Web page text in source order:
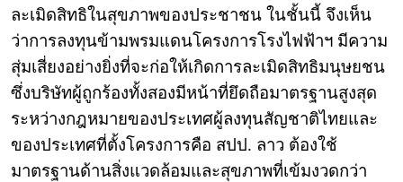
ละเมิดสิทธิในสุขภาพของประชาชน ในชั้นนี้ จึงเห็น
ว่าการลงทุนข้ามพรมแดนโครงการโรงไฟฟ้าฯ มีความ
สุ่มเสี่ยงอย่างยิ่งที่จะก่อให้เกิดการละเมิดสิทธิมนุษยชน
ซึ่งบริษัทผู้ถูกร้องทั้งสองมีหน้าที่ยึดถือมาตรฐานสูงสุด
ระหว่างกฎหมายของประเทศผู้ลงทุนสัญชาติไทยและ
ของประเทศที่ตั้งโครงการคือ สปป. ลาว ต้องใช้
มาตรฐานด้านสิ่งแวดล้อมและสุขภาพที่เข้มงวดกว่า